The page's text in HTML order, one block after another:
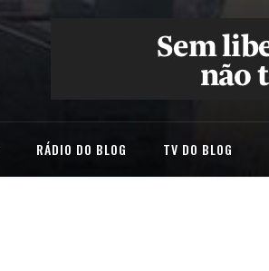
RÁDIO DO BLOG TV DO BLOG